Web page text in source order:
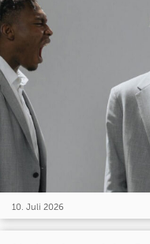
10. Juli 2026